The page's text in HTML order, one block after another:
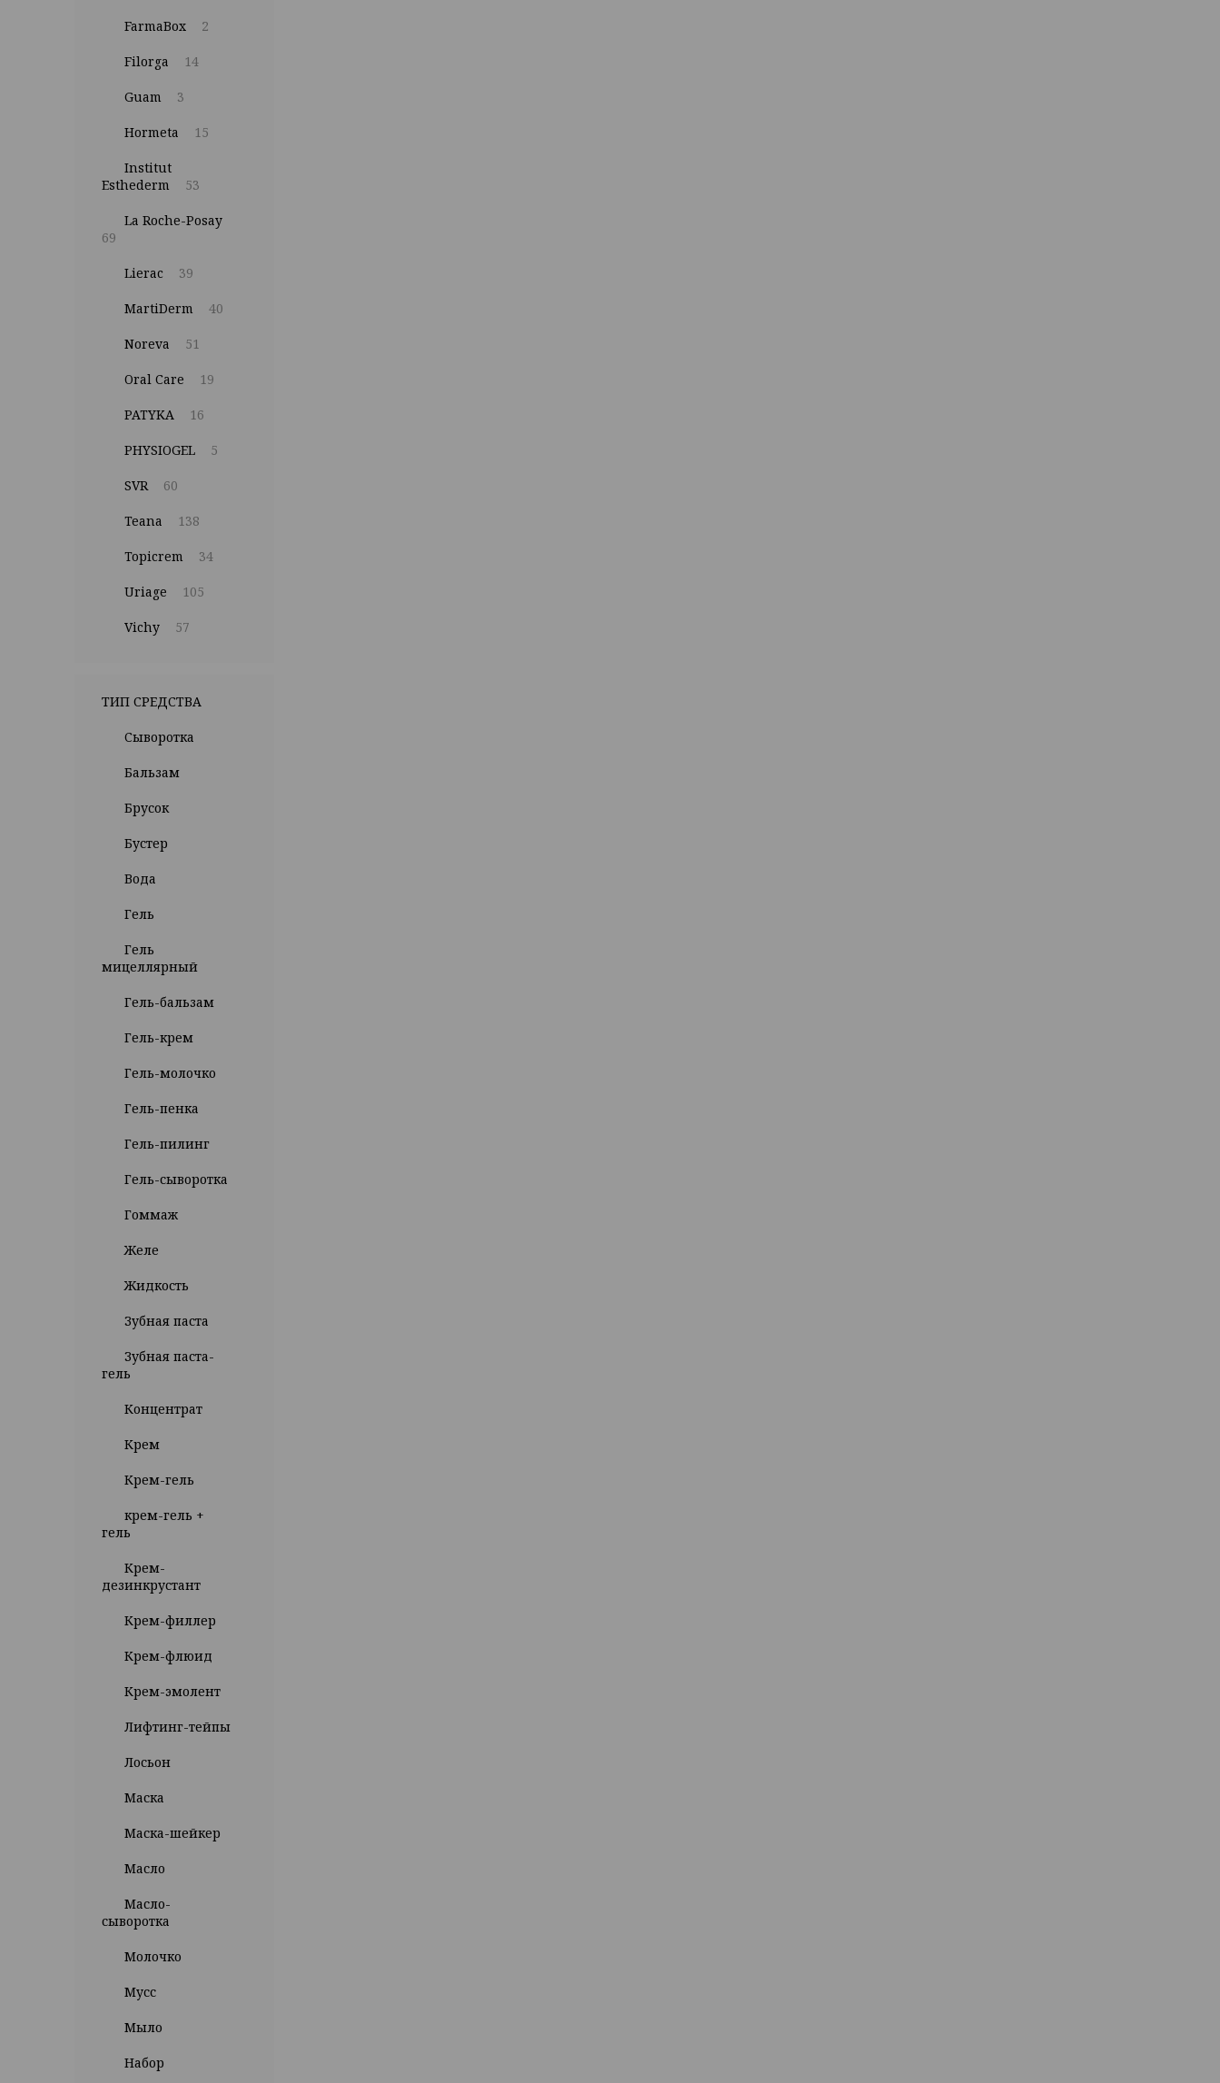
FarmaBox 2
Filorga 14
Guam 3
Hormeta 15
Institut
Esthederm
53
La Roche-Posay
69
Lierac 39
MartiDerm 40
Noreva 51
Oral Care 19
PATYKA 16
PHYSIOGEL 5
SVR 60
Teana 138
Topicrem 34
Uriage 105
Vichy 57
ТИП СРЕДСТВА
Cыворотка
Бальзам
Брусок
Бустер
Вода
Гель
Гель
мицеллярный
Гель-бальзам
Гель-крем
Гель-молочко
Гель-пенка
Гель-пилинг
Гель-сыворотка
Гоммаж
Желе
Жидкость
Зубная паста
Зубная паста-
гель
Концентрат
Крем
Крем-гель
крем-гель +
гель
Крем-
дезинкрустант
Крем-филлер
Крем-флюид
Крем-эмолент
Лифтинг-тейпы
Лосьон
Маска
Маска-шейкер
Масло
Масло-
сыворотка
Молочко
Мусс
Мыло
Набор